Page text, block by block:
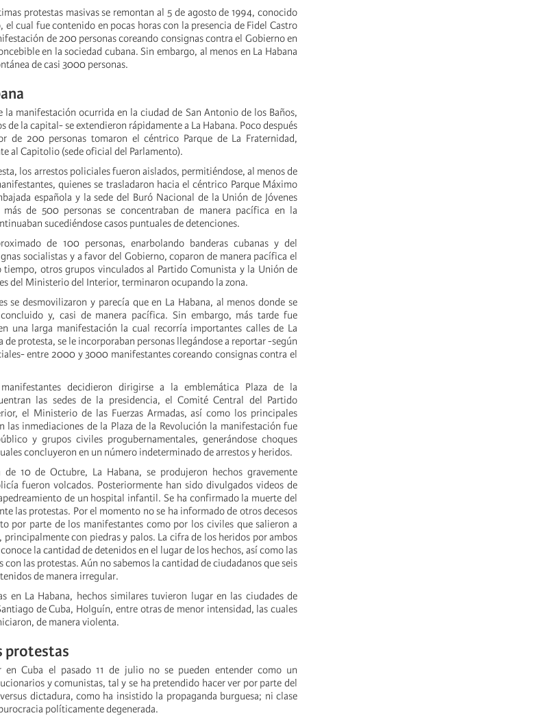
protestas masivas se remontan al 5 de agosto de 1994, conocido
cual fue contenido en pocas horas con la presencia de Fidel Castro
de 200 personas coreando consignas contra el Gobierno en
en la sociedad cubana. Sin embargo, al menos en La Habana
de casi 3000 personas.
la manifestación ocurrida en la ciudad de San Antonio de los Baños,
de la capital- se extendieron rápidamente a La Habana. Poco después
de 200 personas tomaron el céntrico Parque de La Fraternidad,
al Capitolio (sede oficial del Parlamento).
los arrestos policiales fueron aislados, permitiéndose, al menos de
quienes se trasladaron hacia el céntrico Parque Máximo
española y la sede del Buró Nacional de la Unión de Jóvenes
más de 500 personas se concentraban de manera pacífica en la
sucediéndose casos puntuales de detenciones.
de 100 personas, enarbolando banderas cubanas y del
socialistas y a favor del Gobierno, coparon de manera pacífica el
tiempo, otros grupos vinculados al Partido Comunista y la Unión de
del Ministerio del Interior, terminaron ocupando la zona.
se desmovilizaron y parecía que en La Habana, al menos donde se
y, casi de manera pacífica. Sin embargo, más tarde fue
una larga manifestación la cual recorría importantes calles de La
de protesta, se le incorporaban personas llegándose a reportar -según
entre 2000 y 3000 manifestantes coreando consignas contra el
decidieron dirigirse a la emblemática Plaza de la
las sedes de la presidencia, el Comité Central del Partido
el Ministerio de las Fuerzas Armadas, así como los principales
las inmediaciones de la Plaza de la Revolución la manifestación fue
y grupos civiles progubernamentales, generándose choques
concluyeron en un número indeterminado de arrestos y heridos.
10 de Octubre, La Habana, se produjeron hechos gravemente
fueron volcados. Posteriormente han sido divulgados videos de
de un hospital infantil. Se ha confirmado la muerte del
las protestas. Por el momento no se ha informado de otros decesos
por parte de los manifestantes como por los civiles que salieron a
con piedras y palos. La cifra de los heridos por ambos
la cantidad de detenidos en el lugar de los hechos, así como las
las protestas. Aún no sabemos la cantidad de ciudadanos que seis
de manera irregular.
en La Habana, hechos similares tuvieron lugar en las ciudades de
de Cuba, Holguín, entre otras de menor intensidad, las cuales
de manera violenta.
protestas
en Cuba el pasado 11 de julio no se pueden entender como un
y comunistas, tal y se ha pretendido hacer ver por parte del
dictadura, como ha insistido la propaganda burguesa; ni clase
políticamente degenerada.